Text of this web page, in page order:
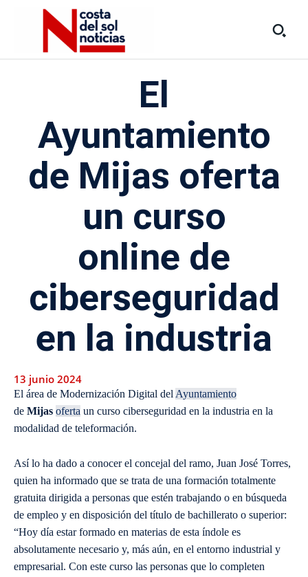
El
Ayuntamiento
de Mijas oferta
un curso
online de
ciberseguridad
en la industria
13 junio 2024
El área de Modernización Digital del Ayuntamiento
de Mijas oferta un curso ciberseguridad en la industria en la
modalidad de teleformación.
Así lo ha dado a conocer el concejal del ramo, Juan José Torres,
quien ha informado que se trata de una formación totalmente
gratuita dirigida a personas que estén trabajando o en búsqueda
de empleo y en disposición del título de bachillerato o superior:
“Hoy día estar formado en materias de esta índole es
absolutamente necesario y, más aún, en el entorno industrial y
empresarial. Con este curso las personas que lo completen